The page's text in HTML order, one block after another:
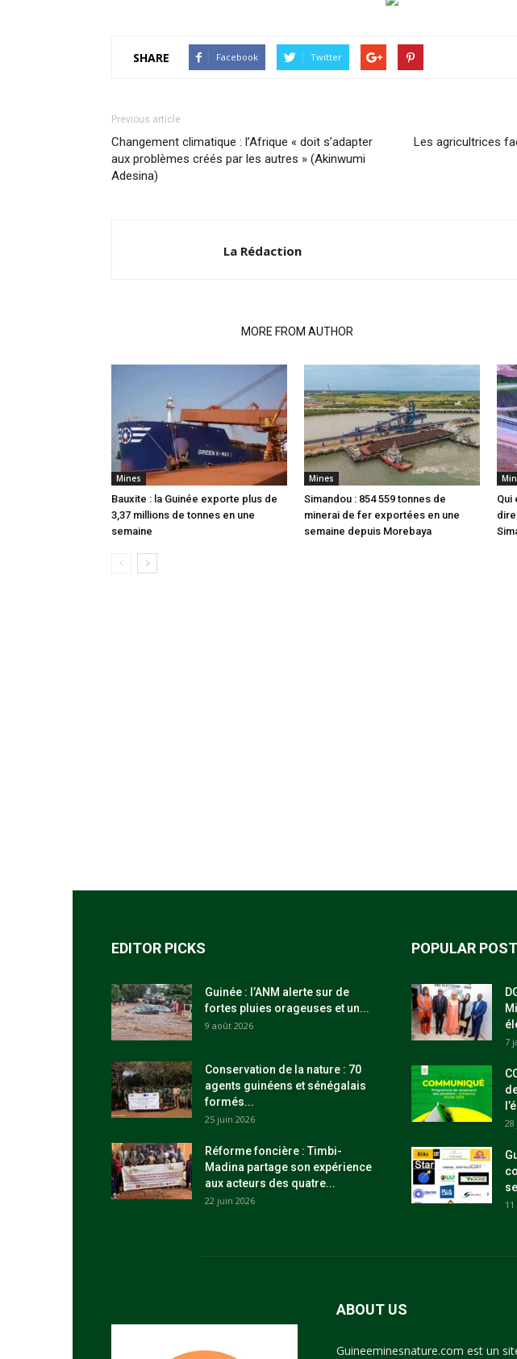
SHARE Facebook Twitter
Previous article
Changement climatique : l’Afrique « doit s’adapter
aux problèmes créés par les autres » (Akinwumi
Adesina)
Les agricultrices
La Rédaction
MORE FROM AUTHOR
Mines
Bauxite : la Guinée exporte plus de
3,37 millions de tonnes en une
semaine
Mines
Simandou : 854 559 tonnes de
minerai de fer exportées en une
semaine depuis Morebaya
Qui
EDITOR PICKS
Guinée : l’ANM alerte sur de
fortes pluies orageuses et un...
9 août 2026
Conservation de la nature : 70
agents guinéens et sénégalais
formés...
25 juin 2026
Réforme foncière : Timbi-
Madina partage son expérience
aux acteurs des quatre...
22 juin 2026
POPULAR
7
ABOUT US
Guineeminesnature.com est un